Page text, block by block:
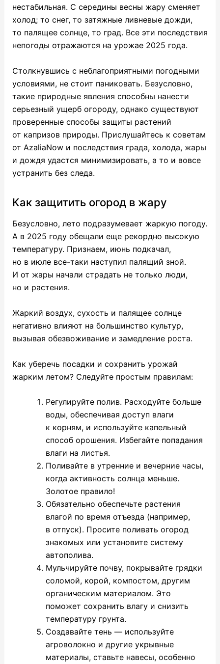
нестабильная. С середины весны жару сменяет
холод; то снег, то затяжные ливневые дожди,
то палящее солнце, то град. Все эти последствия
непогоды отражаются на урожае 2025 года.
Столкнувшись с неблагоприятными погодными
условиями, не стоит паниковать. Безусловно,
такие природные явления способны нанести
серьезный ущерб огороду, однако существуют
проверенные способы защиты растений
от капризов природы. Прислушайтесь к советам
от AzaliaNow и последствия града, холода, жары
и дождя удастся минимизировать, а то и вовсе
устранить без следа.
Как защитить огород в жару
Безусловно, лето подразумевает жаркую погоду.
А в 2025 году обещали еще рекордно высокую
температуру. Признаем, июнь подкачал,
но в июле все-таки наступил палящий зной.
И от жары начали страдать не только люди,
но и растения.
Жаркий воздух, сухость и палящее солнце
негативно влияют на большинство культур,
вызывая обезвоживание и замедление роста.
Как уберечь посадки и сохранить урожай
жарким летом? Следуйте простым правилам:
Регулируйте полив. Расходуйте больше
воды, обеспечивая доступ влаги
к корням, и используйте капельный
способ орошения. Избегайте попадания
влаги на листья.
Поливайте в утренние и вечерние часы,
когда активность солнца меньше.
Золотое правило!
Обязательно обеспечьте растения
влагой по время отъезда (например,
в отпуск). Просите поливать огород
знакомых или установите систему
автополива.
Мульчируйте почву, покрывайте грядки
соломой, корой, компостом, другим
органическим материалом. Это
поможет сохранить влагу и снизить
температуру грунта.
Создавайте тень — используйте
агроволокно и другие укрывные
материалы, ставьте навесы, особенно